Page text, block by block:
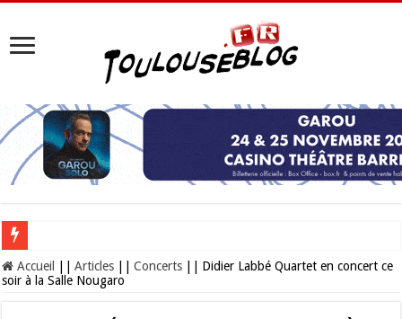
Les Nocturnes de la Cité de l’espace 2026 : l’événement incontournable de
Accueil Articles Concerts
Didier Labbé Quartet en concert ce
soir à la Salle Nougaro